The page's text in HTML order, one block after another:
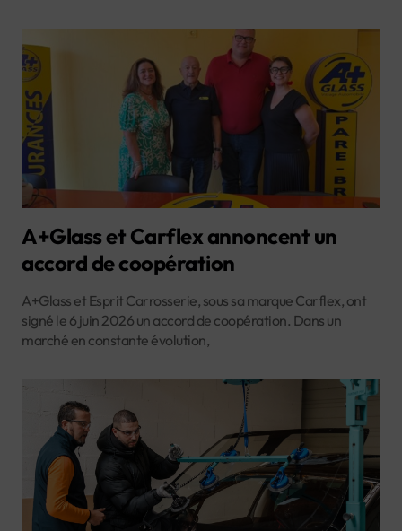
A+Glass et Carflex annoncent un
accord de coopération
A+Glass et Esprit Carrosserie, sous sa marque Carflex, ont
signé le 6 juin 2026 un accord de coopération. Dans un
marché en constante évolution,